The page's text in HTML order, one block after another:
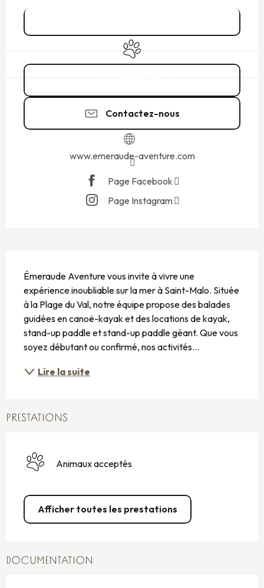
Animaux acceptés
Contactez-nous
www.emeraude-aventure.com
Page Facebook
Page Instagram
Émeraude Aventure vous invite à vivre une
expérience inoubliable sur la mer à Saint-Malo. Située
à la Plage du Val, notre équipe propose des balades
guidées en canoë-kayak et des locations de kayak,
stand-up paddle et stand-up paddle géant. Que vous
soyez débutant ou confirmé, nos activités...
Lire la suite
PRESTATIONS
Animaux acceptés
Afficher toutes les prestations
DOCUMENTATION